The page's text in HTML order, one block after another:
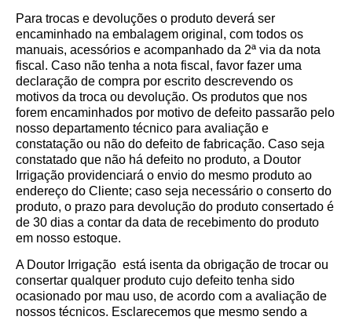
Para trocas e devoluções o produto deverá ser
encaminhado na embalagem original, com todos os
manuais, acessórios e acompanhado da 2ª via da nota
fiscal. Caso não tenha a nota fiscal, favor fazer uma
declaração de compra por escrito descrevendo os
motivos da troca ou devolução. Os produtos que nos
forem encaminhados por motivo de defeito passarão pelo
nosso departamento técnico para avaliação e
constatação ou não do defeito de fabricação. Caso seja
constatado que não há defeito no produto, a Doutor
Irrigação providenciará o envio do mesmo produto ao
endereço do Cliente; caso seja necessário o conserto do
produto, o prazo para devolução do produto consertado é
de 30 dias a contar da data de recebimento do produto
em nosso estoque.
A Doutor Irrigação está isenta da obrigação de trocar ou
consertar qualquer produto cujo defeito tenha sido
ocasionado por mau uso, de acordo com a avaliação de
nossos técnicos. Esclarecemos que mesmo sendo a